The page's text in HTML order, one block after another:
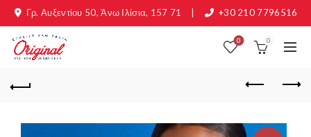
Γρ. Αυξεντίου 50, Άνω Ιλίσια, 157 71 +30 210 7796516
0 0